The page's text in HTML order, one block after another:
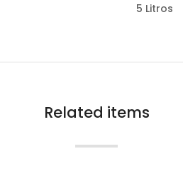
5 Litros
Related items